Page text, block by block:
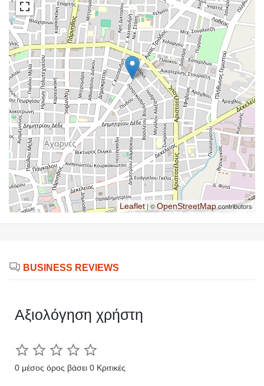
Leaflet| ©OpenStreetMapcontributors
BUSINESS REVIEWS
Αξιολόγηση χρήστη
0 μέσος όρος βάσει 0 Κριτικές